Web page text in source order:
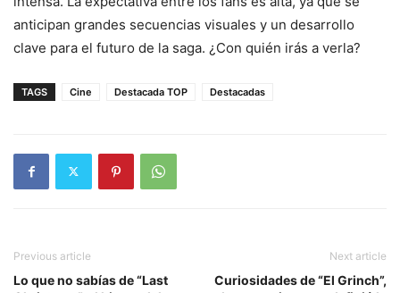
anticipan grandes secuencias visuales y un desarrollo
clave para el futuro de la saga. ¿Con quién irás a verla?
TAGS Cine Destacada TOP Destacadas
Previous article
Lo que no sabías de “Last
Next article
Curiosidades de “El Grinch”,